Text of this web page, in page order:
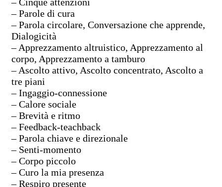
– Parole di cura
– Parola circolare, Conversazione che apprende,
Dialogicità
– Apprezzamento altruistico, Apprezzamento al
corpo, Apprezzamento a tamburo
– Ascolto attivo, Ascolto concentrato, Ascolto a
tre piani
– Ingaggio-connessione
– Calore sociale
– Brevità e ritmo
– Feedback-teachback
– Parola chiave e direzionale
– Senti-momento
– Corpo piccolo
– Curo la mia presenza
– Respiro presente